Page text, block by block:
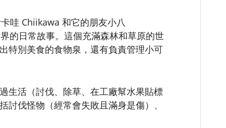
哇 Chiikawa 和它的朋友小八
的日常故事。這個充滿森林和草原的世
特別美食的食物泉，還有負責管理小可
生活（討伐、除草、在工廠幫水果貼標
伐怪物（經常會失敗且滿身是傷）、